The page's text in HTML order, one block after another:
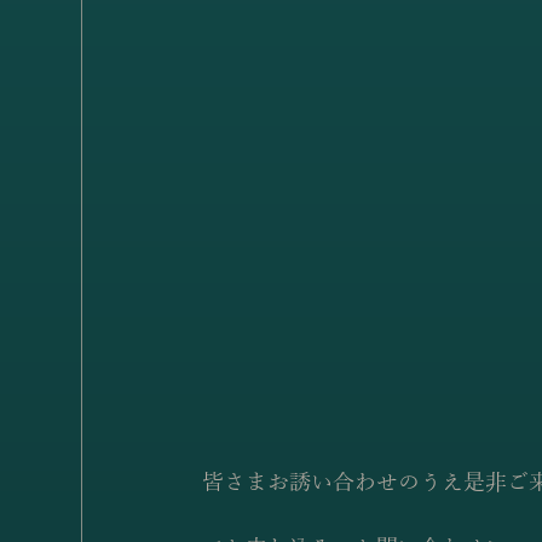
皆さまお誘い合わせのうえ是非ご